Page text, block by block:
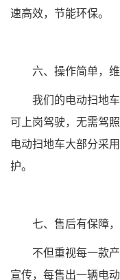
速高效，节能环保。
六、操作简单，
我们的电动扫地
可上岗驾驶，无需驾
电动扫地车大部分采
护。
七、售后有保障
不但重视每一款
宣传，每售出一辆电